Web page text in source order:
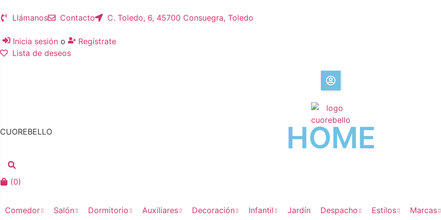
Llámanos Contacto C. Toledo, 6, 45700 Consuegra, Toledo
Inicia sesión o
Regístrate
Lista de deseos
HOME
CUOREBELLO
(0)
Comedor Salón Dormitorio Auxiliares Decoración Infantil Jardín Despacho Estilos Marcas